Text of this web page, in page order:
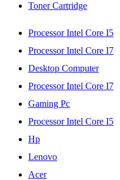
Toner Cartridge
Processor Intel Core I5
Processor Intel Core I7
Desktop Computer
Processor Intel Core I7
Gaming Pc
Processor Intel Core I5
Hp
Lenovo
Acer